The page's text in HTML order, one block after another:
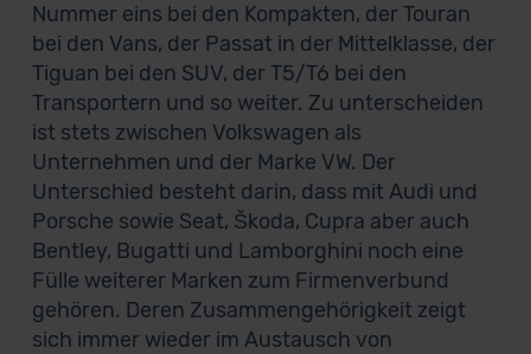
Nummer eins bei den Kompakten, der Touran
bei den Vans, der Passat in der Mittelklasse, der
Tiguan bei den SUV, der T5/T6 bei den
Transportern und so weiter. Zu unterscheiden
ist stets zwischen Volkswagen als
Unternehmen und der Marke VW. Der
Unterschied besteht darin, dass mit Audi und
Porsche sowie Seat, Škoda, Cupra aber auch
Bentley, Bugatti und Lamborghini noch eine
Fülle weiterer Marken zum Firmenverbund
gehören. Deren Zusammengehörigkeit zeigt
sich immer wieder im Austausch von